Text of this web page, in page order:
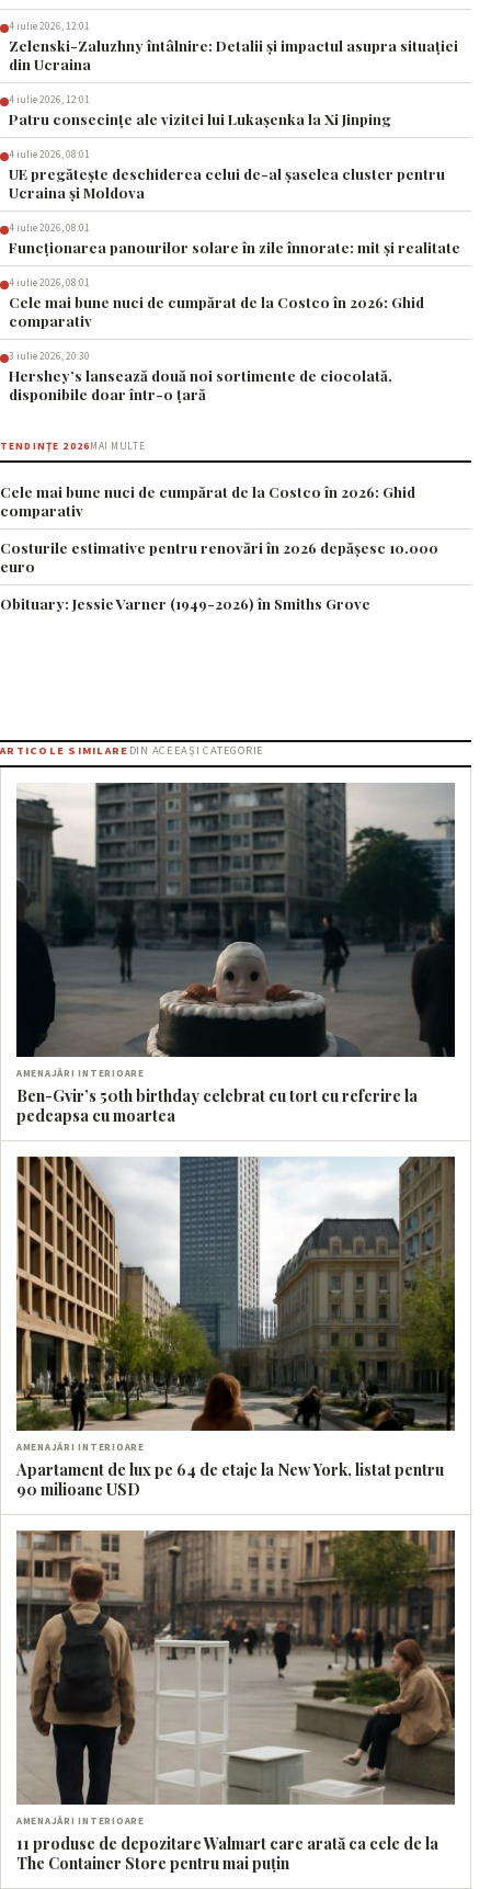
4 iulie 2026, 12:01
Zelenski-Zaluzhny întâlnire: Detalii și impactul asupra situației
din Ucraina
4 iulie 2026, 12:01
Patru consecințe ale vizitei lui Lukașenka la Xi Jinping
4 iulie 2026, 08:01
UE pregătește deschiderea celui de-al șaselea cluster pentru
Ucraina și Moldova
4 iulie 2026, 08:01
Funcționarea panourilor solare în zile înnorate: mit și realitate
4 iulie 2026, 08:01
Cele mai bune nuci de cumpărat de la Costco în 2026: Ghid
comparativ
3 iulie 2026, 20:30
Hershey’s lansează două noi sortimente de ciocolată,
disponibile doar într-o țară
TENDINȚE 2026MAI MULTE
Cele mai bune nuci de cumpărat de la Costco în 2026: Ghid
comparativ
Costurile estimative pentru renovări în 2026 depășesc 10.000
euro
Obituary: Jessie Varner (1949-2026) în Smiths Grove
ARTICOLE SIMILARE DIN ACEEAȘI CATEGORIE
AMENAJĂRI INTERIOARE
Ben-Gvir’s 50th birthday celebrat cu tort cu referire la
pedeapsa cu moartea
AMENAJĂRI INTERIOARE
Apartament de lux pe 64 de etaje la New York, listat pentru
90 milioane USD
AMENAJĂRI INTERIOARE
11 produse de depozitare Walmart care arată ca cele de la
The Container Store pentru mai puțin